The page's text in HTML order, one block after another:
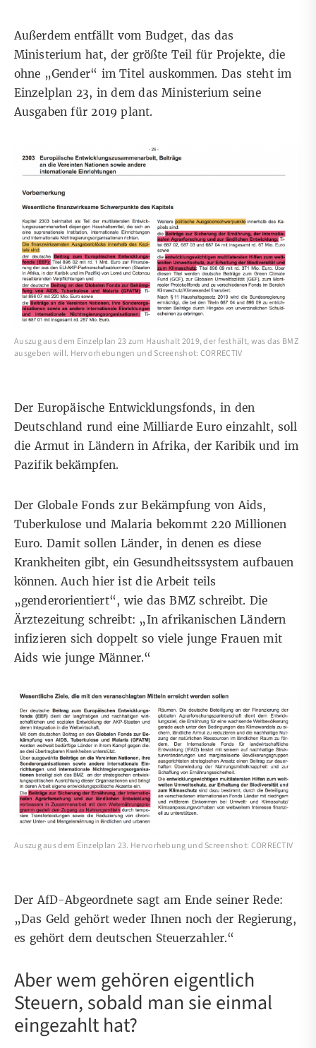
Außerdem entfällt vom Budget, das das
Ministerium hat, der größte Teil für Projekte, die
ohne „Gender“ im Titel auskommen. Das steht im
Einzelplan 23, in dem das Ministerium seine
Ausgaben für 2019 plant.
Auszug aus dem Einzelplan 23 zum Haushalt 2019, der festhält, was das BMZ
ausgeben will. Hervorhebungen und Screenshot: CORRECTIV
Der Europäische Entwicklungsfonds, in den
Deutschland rund eine Milliarde Euro einzahlt, soll
die Armut in Ländern in Afrika, der Karibik und im
Pazifik bekämpfen.
Der Globale Fonds zur Bekämpfungvon Aids,
Tuberkulose und Malaria bekommt 220 Millionen
Euro. Damit sollen Länder, in denen es diese
Krankheiten gibt, ein Gesundheitssystem aufbauen
können. Auch hier ist die Arbeit teils
„genderorientiert“, wie das BMZ schreibt. Die
Ärztezeitung schreibt: „In afrikanischen Ländern
infizieren sich doppelt so viele junge Frauen mit
Aids wie junge Männer.“
Auszug aus dem Einzelplan 23. Hervorhebung und Screenshot: CORRECTIV
Der AfD-Abgeordnete sagt am Ende seiner Rede:
„Das Geld gehört weder Ihnen noch der Regierung,
es gehört dem deutschen Steuerzahler.“
Aber wem gehören eigentlich
Steuern, sobald man sie einmal
eingezahlt hat?